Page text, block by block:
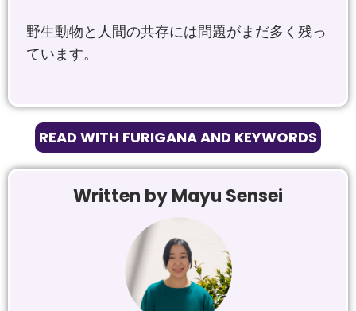
野生動物と人間の共存には問題がまだ多く残っ
ています。
READ WITH FURIGANA AND KEYWORDS
Written byMayu Sensei